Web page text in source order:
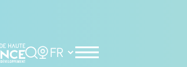
Rechercher
Choisir la langue